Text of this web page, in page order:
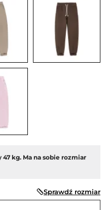
kg. Ma na sobie rozmiar
Sprawdź rozmiar